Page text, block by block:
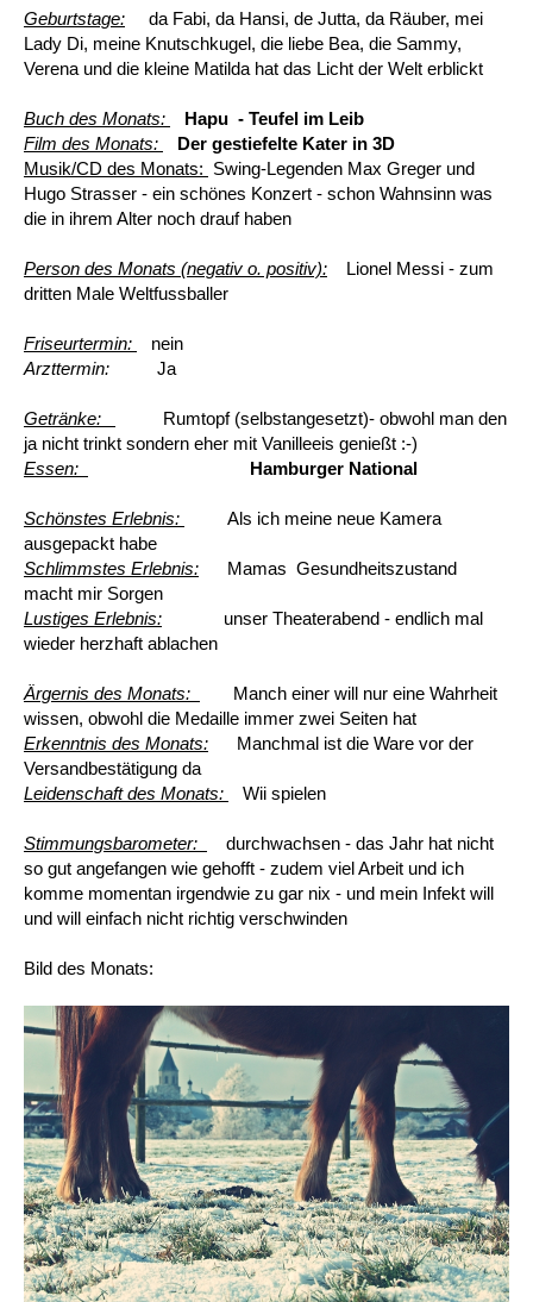
Geburtstage: da Fabi, da Hansi, de Jutta, da Räuber, mei
Lady Di, meine Knutschkugel, die liebe Bea, die Sammy,
Verena und die kleine Matilda hat das Licht der Welt erblickt
Buch des Monats:
Hapu - Teufel im Leib
Film des Monats:
Der gestiefelte Kater in 3D
Musik/CD des Monats: Swing-Legenden Max Greger und
Hugo Strasser - ein schönes Konzert - schon Wahnsinn was
die in ihrem Alter noch drauf haben
Person des Monats (negativ o. positiv): Lionel Messi - zum
dritten Male Weltfussballer
Friseurtermin:
nein
Arzttermin:
Ja
Getränke:
Rumtopf (selbstangesetzt)- obwohl man den
ja nicht trinkt sondern eher mit Vanilleeis genießt :-)
Essen:
Hamburger National
Schönstes Erlebnis:
Als ich meine neue Kamera
ausgepackt habe
Schlimmstes Erlebnis: Mamas Gesundheitszustand
macht mir Sorgen
Lustiges Erlebnis: unser Theaterabend - endlich mal
wieder herzhaft ablachen
Ärgernis des Monats:
Manch einer will nur eine Wahrheit
wissen, obwohl die Medaille immer zwei Seiten hat
Erkenntnis des Monats: Manchmal ist die Ware vor der
Versandbestätigung da
Leidenschaft des Monats:
Wii spielen
Stimmungsbarometer:
durchwachsen - das Jahr hat nicht
so gut angefangen wie gehofft - zudem viel Arbeit und ich
komme momentan irgendwie zu gar nix - und mein Infekt will
und will einfach nicht richtig verschwinden
Bild des Monats: